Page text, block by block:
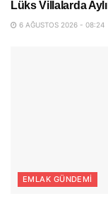
Lüks Villalarda
6 AĞUSTOS 2026 - 08:24
EMLAK GÜNDEMI